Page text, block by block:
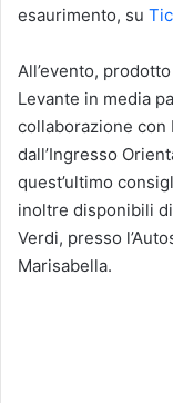
esaurimento, su
All’evento,
Levante in media
collaborazione con
dall’Ingresso
quest’ultimo
inoltre disponibili
Verdi, presso
Marisabella.